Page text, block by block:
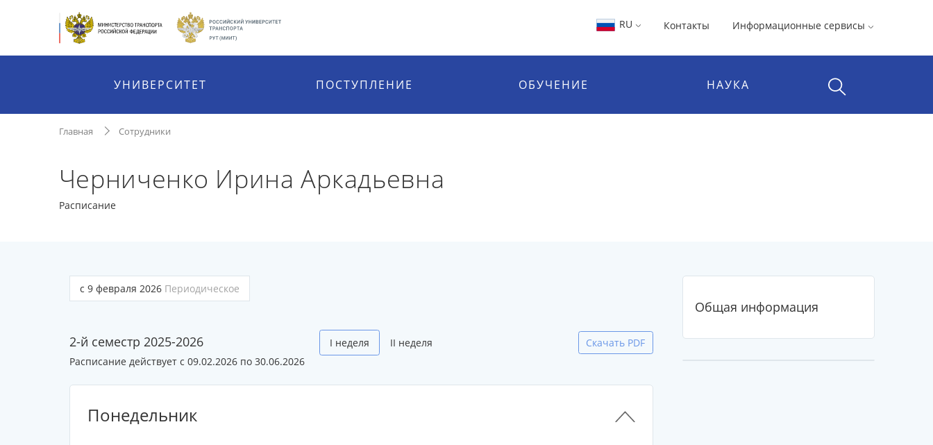
RU Контакты Информационные сервисы
УНИВЕРСИТЕТ ПОСТУПЛЕНИЕ ОБУЧЕНИЕ НАУКА
Главная Сотрудники
Черниченко Ирина Аркадьевна
Расписание
с 9 февраля 2026 Периодическое
2-й семестр 2025-2026
Расписание действует с 09.02.2026 по 30.06.2026
I неделя II неделя Скачать PDF
Понедельник
Общая информация